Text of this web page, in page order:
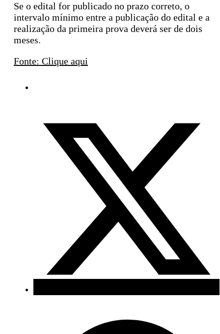
Se o edital for publicado no prazo correto, o
intervalo mínimo entre a publicação do edital e a
realização da primeira prova deverá ser de dois
meses.
Fonte: Clique aqui